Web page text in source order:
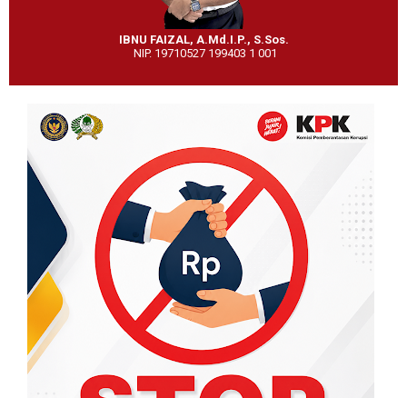
IBNU FAIZAL, A.Md.I.P., S.Sos.
NIP. 19710527 199403 1 001